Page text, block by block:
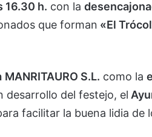
16.30 h. con la
que forman «El
MANRITAURO S.L. como la
desarrollo del festejo, el
facilitar la buena lidia de